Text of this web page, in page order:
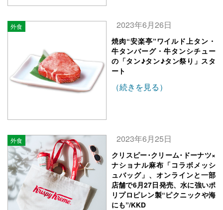
外食 2023年6月26日
焼肉“安楽亭”ワイルド上タン・
牛タンバーグ・牛タンシチュー
の「タン♪タン♪タン祭り」スタ
ート
（続きを見る）
外食 2023年6月25日
クリスピー･クリーム･ドーナツ×
ナショナル麻布「コラボメッシ
ュバッグ」、オンラインと一部
店舗で6月27日発売、水に強いポ
リプロピレン製“ピクニックや海
にも”/KKD